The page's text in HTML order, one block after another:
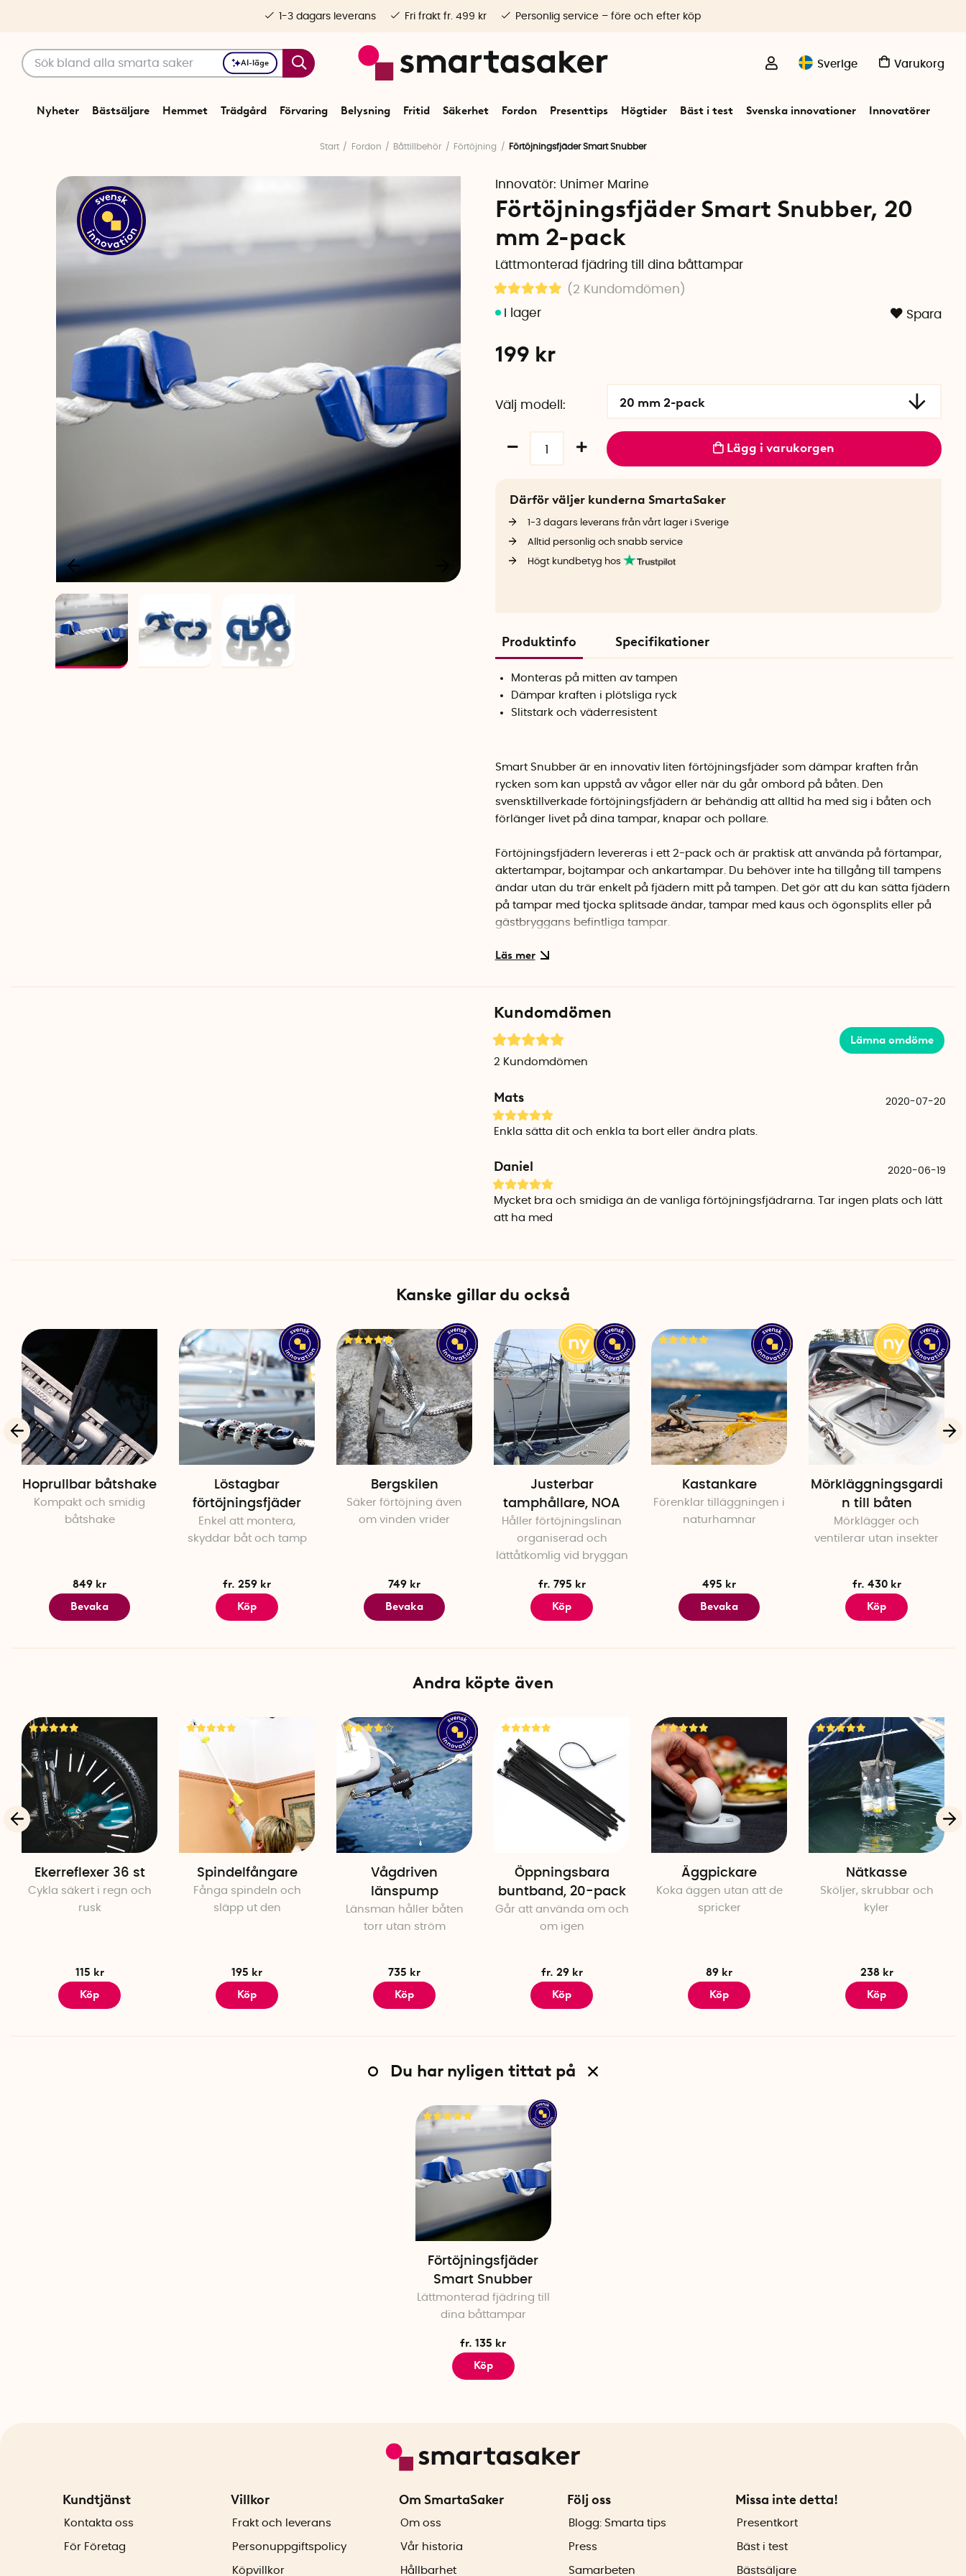
AI-läge Sverige Varukorg
Nyheter Bästsäljare Hemmet Trädgård Förvaring Belysning Fritid Säkerhet Fordon Presenttips Högtider Bäst i test Svenska innovationer Innovatörer
1-3 dagars leverans Fri frakt fr. 499 kr Personlig service – före och efter köp
Start Fordon Båttillbehör Förtöjning Förtöjningsfjäder Smart Snubber
Innovatör: Unimer Marine
Förtöjningsfjäder Smart Snubber, 20
mm 2-pack
Lättmonterad fjädring till dina båttampar
(2 Kundomdömen )
Spara
199 kr
Välj modell 20 mm 2-pack
Lägg i varukorgen
Därför väljer kunderna SmartaSaker
1-3 dagars leverans från vårt lager i Sverige
Alltid personlig och snabb service
Högt kundbetyg hos
Produktinfo Specifikationer
Monteras på mitten av tampen
Dämpar kraften i plötsliga ryck
Slitstark och väderresistent
Smart Snubber är en innovativ liten förtöjningsfjäder som dämpar kraften från
rycken som kan uppstå av vågor eller när du går ombord på båten. Den
svensktillverkade förtöjningsfjädern är behändig att alltid ha med sig i båten och
förlänger livet på dina tampar, knapar och pollare.
Förtöjningsfjädern levereras i ett 2-pack och är praktisk att använda på förtampar,
aktertampar, bojtampar och ankartampar. Du behöver inte ha tillgång till tampens
ändar utan du trär enkelt på fjädern mitt på tampen. Det gör att du kan sätta fjädern
på tampar med tjocka splitsade ändar, tampar med kaus och ögonsplits eller på
gästbryggans befintliga tampar.
Förtöjningsfjädern Smart Snubber är tillverkad av slitstark polyuretan och är extremt
Förtöjningsfjädern finns i två olika storlekar, välj storlek efter din tamps tjocklek.
Smart Snubber – upp till 16 mm:
Mått: 7 cm x 4 cm x 3,5 cm
Smart Snubber - upp till 20 mm:
Mått: 8,5 cm x 4,5 cm x 4 cm
Kundomdömen
Lämna omdöme
2 Kundomdömen
Mats 2020-07-20
Enkla sätta dit och enkla ta bort eller ändra plats.
Daniel 2020-06-19
Mycket bra och smidiga än de vanliga förtöjningsfjädrarna. Tar ingen plats och lätt
att ha med
Kanske gillar du också
Hoprullbar båtshake
Kompakt och smidig
båtshake
849 kr
Bevaka
Löstagbar
förtöjningsfjäder
Enkel att montera,
skyddar båt och tamp
fr. 259 kr
Köp
Bergskilen
Säker förtöjning även
om vinden vrider
749 kr
Bevaka
Justerbar
tamphållare, NOA
Håller förtöjningslinan
organiserad och
lättåtkomlig vid bryggan
fr. 795 kr
Köp
Kastankare
Förenklar tilläggningen i
naturhamnar
495 kr
Bevaka
Mörkläggningsgardi
n till båten
Mörklägger och
ventilerar utan insekter
fr. 430 kr
Köp
Andra köpte även
Ekerreflexer 36 st
Cykla säkert i regn och
rusk
115 kr
Köp
Spindelfångare
Fånga spindeln och
släpp ut den
195 kr
Köp
Vågdriven
länspump
Länsman håller båten
torr utan ström
735 kr
Köp
Öppningsbara
buntband, 20-pack
Går att använda om och
om igen
fr. 29 kr
Köp
Äggpickare
Koka äggen utan att de
spricker
89 kr
Köp
Nätkasse
Sköljer, skrubbar och
kyler
238 kr
Köp
Du har nyligen tittat på
Förtöjningsfjäder
Smart Snubber
Lättmonterad fjädring till
dina båttampar
fr. 135 kr
Köp
Kundtjänst
Kontakta oss
För Företag
Villkor
Frakt och leverans
Personuppgiftspolicy
Köpvillkor
Om SmartaSaker
Om oss
Vår historia
Hållbarhet
Följ oss
Blogg: Smarta tips
Press
Samarbeten
Missa inte detta!
Presentkort
Bäst i test
Bästsäljare